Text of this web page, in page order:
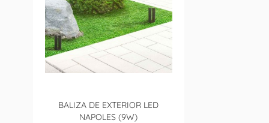
BALIZA DE EXTERIOR LED
NAPOLES (9W)